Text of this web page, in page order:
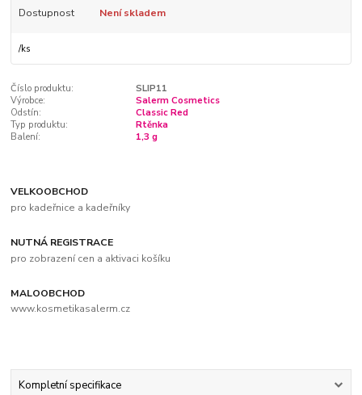
Dostupnost Není skladem
/ks
Číslo produktu:
SLIP11
Výrobce:
Salerm Cosmetics
Odstín:
Classic Red
Typ produktu:
Rtěnka
Balení:
1,3 g
VELKOOBCHOD
pro kadeřnice a kadeřníky
NUTNÁ REGISTRACE
pro zobrazení cen a aktivaci košíku
MALOOBCHOD
www.kosmetikasalerm.cz
Kompletní specifikace